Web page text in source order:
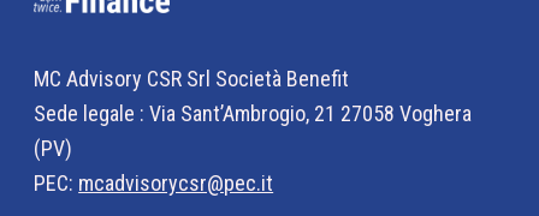
MC Advisory CSR Srl Società Benefit
Sede legale : Via Sant’Ambrogio, 21 27058 Voghera
(PV)
PEC: mcadvisorycsr@pec.it